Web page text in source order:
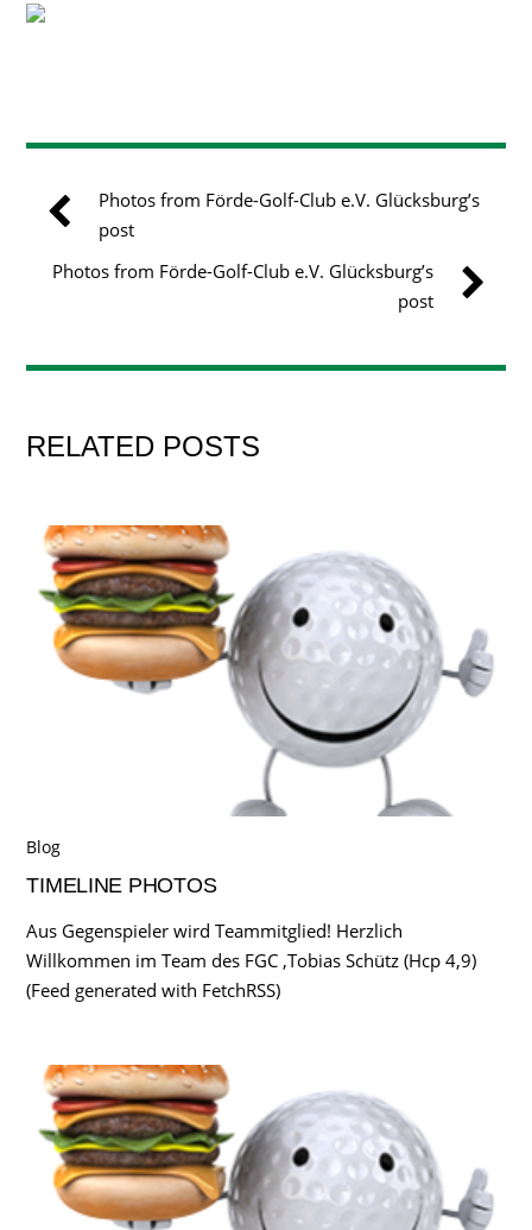
Photos from Förde-Golf-Club e.V. Glücksburg’s
post
Photos from Förde-Golf-Club e.V. Glücksburg’s
post
RELATED POSTS
Blog
TIMELINE PHOTOS
Aus Gegenspieler wird Teammitglied! Herzlich
Willkommen im Team des FGC ,Tobias Schütz (Hcp 4,9)
(Feed generated with FetchRSS)